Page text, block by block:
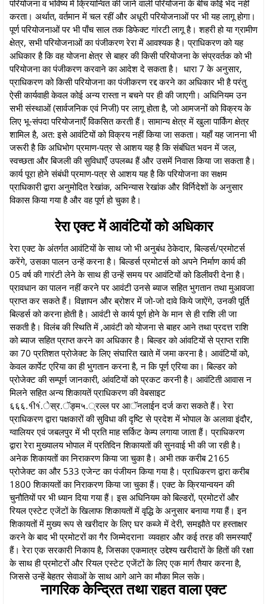
परियोजना व भविष्य में क्रियान्वित की जाने वाली परियोजना के बीच कोई भेद नहीं
करता। अर्थात, वर्तमान में चल रहीं और अधूरी परियोजनाओं पर भी यह लागू होगा।
पूर्ण परियोजनाओं पर भी पाँच साल तक डिफेक्ट गांरटी लागू है। शहरी हो या ग्रामीण
क्षेत्र, सभी परियोजनाओं का पंजीकरण रेरा में आवश्यक है। प्राधिकरण को यह
अधिकार है कि वह योजना क्षेत्र से बाहर की किसी परियोजना के संप्रवर्तक को भी
परियोजना का पंजीकरण करवाने का आदेश दे सकता है। धारा 7 के अनुसार,
प्राधिकरण को किसी परियोजना का पंजीकरण रद्द करने का अधिकार भी है परंतु
ऐसी कार्यवाही केवल कोई अन्य रास्ता न बचने पर ही की जाएगी। अधिनियम उन
सभी संस्थाओं (सार्वजनिक एवं निजी) पर लागू होता है, जो आमजनों को विक्रय के
लिए भू-संपदा परियोजनाएँ विकसित करती हैं। सामान्य क्षेत्र में खुला पार्किंग क्षेत्र
शामिल है, अत: इसे आवंटियों को विक्रय नहीं किया जा सकता। यहाँ यह जानना भी
जरूरी है कि अधिभोग प्रमाण-पत्र से आशय यह है कि संबंधित भवन में जल,
स्वच्छता और बिजली की सुविधाएँ उपलब्ध हैं और उसमें निवास किया जा सकता है।
कार्य पूरा होने संबंधी प्रमाण-पत्र से आशय यह है कि परियोजना का सक्षम
प्राधिकारी द्वारा अनुमोदित रेखांक, अभिन्यास रेखांक और विर्निदेशों के अनुसार
विकास किया गया है और वह पूर्ण हो चुका है।
रेरा एक्ट में आवंटियों को अधिकार
रेरा एक्ट के अंतर्गत आवंटियों के साथ जो भी अनुबंध ठेकेदार, बिल्डर्स/प्रमोटर्स
करेंगे, उसका पालन उन्हें करना है। बिल्डर्स प्रमोटर्स को अपने निर्माण कार्य की
05 वर्ष की गारंटी लेने के साथ ही उन्हें समय पर आवंटियों को डिलीवरी देना है।
प्रावधान का पालन नहीं करने पर आवंटी उनसे ब्याज सहित भुगतान तथा मुआवजा
प्राप्त कर सकते हैं। विज्ञापन और ब्रोशर में जो-जो दावे किये जाऐंगे, उनकी पूर्ति
बिल्डर्स को करना होती है। आवंटी से कार्य पूर्ण होने के मान से ही राशि ली जा
सकती है। विलंब की स्थिति में ,आवंटी को योजना से बाहर आने तथा प्रदत्त राशि
को ब्याज सहित प्राप्त करने का अधिकार है। बिल्डर को आंवटियों से प्राप्त राशि
का 70 प्रतिशत प्रोजेक्ट के लिए संघारित खाते में जमा करना है। आवंटियों को,
केवल कार्पेट एरिया का ही भुगतान करना है, न कि पूर्ण एरिया का। बिल्डर को
प्रोजेक्ट की सम्पूर्ण जानकारी, आंवटियों को प्रकट करनी है। आवंटिती आवास न
मिलने सहित अन्य शिकायतें प्राधिकरण की वेबसाइट
६६६.१ी१ं.ेस्र.ॅङ्म५.्रल्ल पर आॅनलाईन दर्ज करा सकते हैं। रेरा
प्राधिकरण द्वारा पक्षकारों की सुविधा की दृष्टि से प्रदेश में भोपाल के अलावा इंदौर,
ग्वालियर एवं जबलपुर में भी प्रति माह सर्किट केम्प लगाया जाता हैं। प्राधिकरण
द्वारा रेरा मुख्यालय भोपाल में प्रतिदिन शिकायतों की सुनवाई भी की जा रही है।
अनेक शिकायतों का निराकरण किया जा चुका है। अभी तक करीब 2165
प्रोजेक्ट का और 533 एजेन्ट का पंजीयन किया गया है। प्राधिकरण द्वारा करीब
1800 शिकायतों का निराकरण किया जा चुका हैं। एक्ट के क्रियान्वयन की
चुनौतियों पर भी ध्यान दिया गया हैं। इस अधिनियम को बिल्डरों, प्रमोटरों और
रियल एस्टेट एजेंटों के खिलाफ शिकायतों में वृद्धि के अनुसार बनाया गया हैं। इन
शिकायतों में मुख्य रूप से खरीदार के लिए घर कब्जे में देरी, समझौते पर हस्ताक्षर
करने के बाद भी प्रमोटरों का गैर जिम्मेदराना व्यवहार और कई तरह की समस्याएँ
हैं। रेरा एक सरकारी निकाय है, जिसका एकमात्र उद्देश्य खरीदारों के हितों की रक्षा
के साथ ही प्रमोटरों और रियल एस्टेट एजेंटों के लिए एक मार्ग तैयार करना है,
जिससे उन्हें बेहतर सेवाओं के साथ आगे आने का मौका मिल सके।
नागरिक केन्द्रित तथा राहत वाला एक्ट